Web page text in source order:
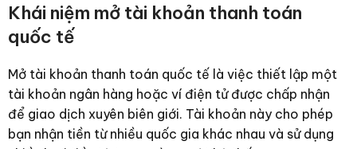
Khái niệm mở tài khoản thanh toán
quốc tế
Mở tài khoản thanh toán quốc tế là việc thiết lập một
tài khoản ngân hàng hoặc ví điện tử được chấp nhận
để giao dịch xuyên biên giới. Tài khoản này cho phép
bạn nhận tiền từ nhiều quốc gia khác nhau và sử dụng